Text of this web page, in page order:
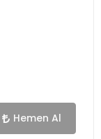
Hemen Al